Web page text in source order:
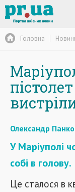
Головна
Олександр
У Маріуполі
собі в голову.
Це сталося в